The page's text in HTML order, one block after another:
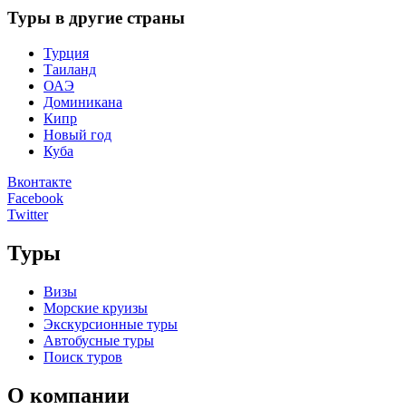
Туры в другие страны
Турция
Таиланд
ОАЭ
Доминикана
Кипр
Новый год
Куба
Вконтакте
Facebook
Twitter
Туры
Визы
Морские круизы
Экскурсионные туры
Автобусные туры
Поиск туров
О компании